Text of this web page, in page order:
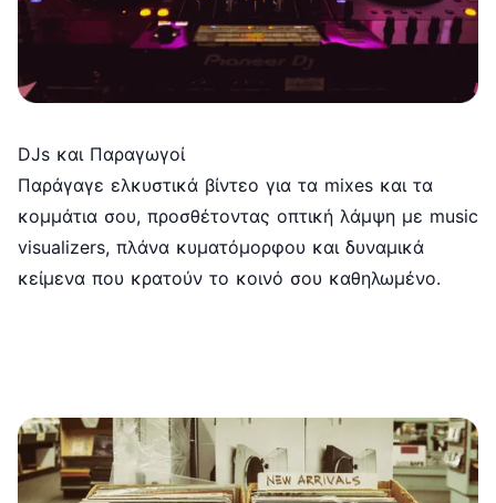
DJs και Παραγωγοί
Παράγαγε ελκυστικά βίντεο για τα mixes και τα
κομμάτια σου, προσθέτοντας οπτική λάμψη με music
visualizers, πλάνα κυματόμορφου και δυναμικά
κείμενα που κρατούν το κοινό σου καθηλωμένο.